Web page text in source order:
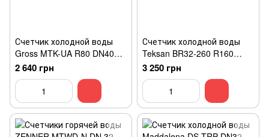
Счетчик холодной воды
Gross MTK-UA R80 DN40
промышленный
2 640 грн
Счетчик холодной воды
Teksan BR32-260 R160
DN32
3 250 грн